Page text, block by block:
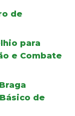
de
para
e Combate
de